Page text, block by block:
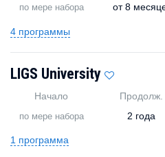
по мере набора
от8
4 программы
LIGS University
Начало
по мере набора
Продолж.
2 года
1 программа